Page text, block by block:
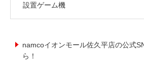
設置ゲーム機
namcoイオンモール佐久平店の公式
ら！